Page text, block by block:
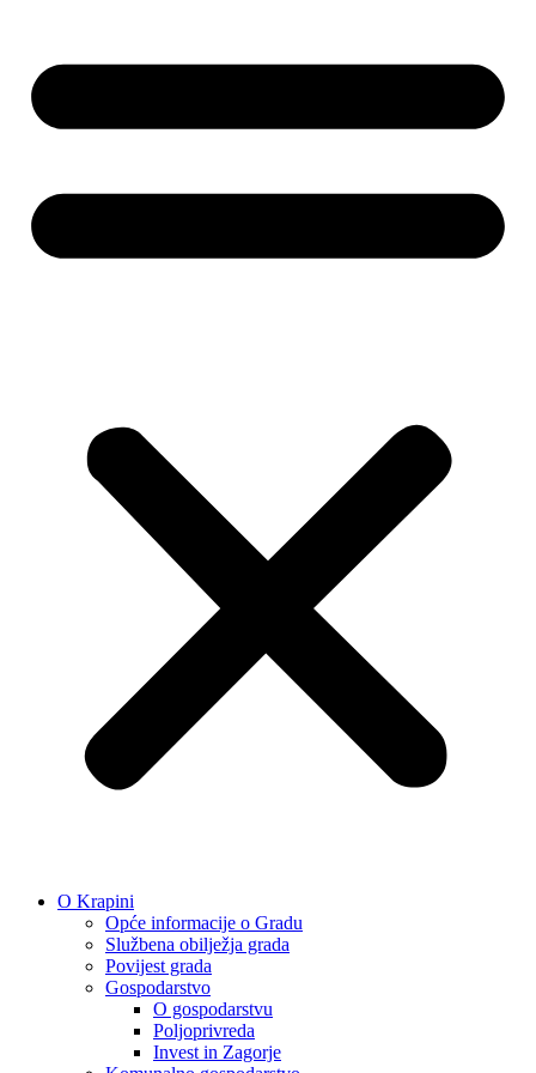
O Krapini
Opće informacije o Gradu
Službena obilježja grada
Povijest grada
Gospodarstvo
O gospodarstvu
Poljoprivreda
Invest in Zagorje